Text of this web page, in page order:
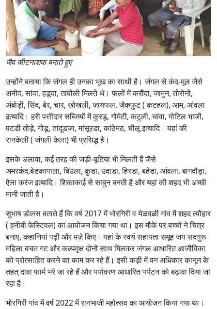
जैव कीटनाशक बनाते हुए
उन्होंने बताया कि जंगल ही उनका भूख का साथी है। जंगल से कंद-मूल जैसे
अनीव, सांवा, हडूदा, तांबोली मिलते थे। फलों में करौंदा, जामुन, तोरोनो,
अंबोड़ी, सिंद, बेर, चार, खोखली, जायफल, जैकफुट ( कटहल), आम, आंवला
इत्यादि। हरी पत्तीदार सब्जियों में कुरडू, गोमेटी, कटुली, चांवा, गोटिल भाजी,
पटडी तोड़े, गोडू, तांदूडजा, मांसूरडा, कांठेमठ, चीलू इत्यादि। यहां की
रानकेली ( जंगली केला) भी प्रसिद्ध है।
इसके अलावा, कई तरह की जड़ी-बूटियां भी मिलती हैं जैसे
अमरकंद,बेडकापाला, बिउला, कुडा, उदाडा, हिरडा, बहेडा, आंवला, बागदौड़ा,
ऐला करंज इत्यादि। शिकाकाई से साबुन बनती है और यहां की शहद भी अच्छी
मानी जाती है।
सुभाष डोलस बताते हैं कि वर्ष 2017 में भोरगिरी व येळवळी गांव में शहद त्यौहार
( हनीबी फेस्टिवल) का आयोजन किया गया था। इस मौके पर बच्चों ने चित्र
बनाए, कहानियां पढ़ी और मज़े किए। यहां के स्वयं सहायता समूह जय सदगुरू
महिला बचत गट और कल्पवृक्ष दोनों साथ मिलकर जंगल आधारित आजीविका
को प्रोत्साहित करने का काम कर रहे हैं। इसी कड़ी में वन अधिकार कानून के
तहत् दावा फार्म भरे जा रहे हैं और पर्यावरण आधारित पर्यटन को बढ़ावा दिया जा
रहा है।
भोरगिरी गांव में वर्ष 2022 में रानभाजी महोत्सव का आयोजन किया गया था।